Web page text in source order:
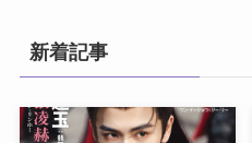
新着記事